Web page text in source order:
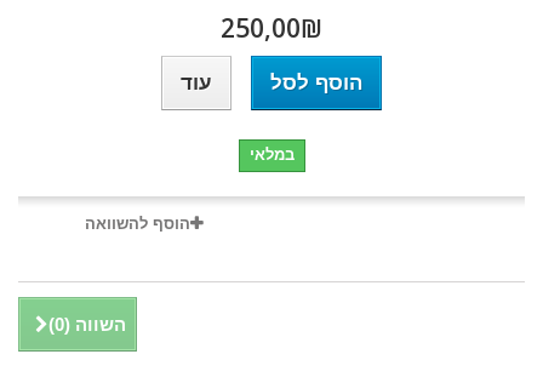
₪‎250,00
הוסף לסל עוד
במלאי
הוסף להשוואה
השווה (0
)